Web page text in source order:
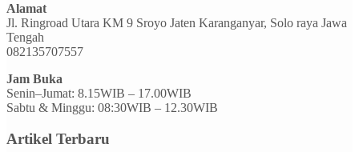
Alamat
Jl. Ringroad Utara KM 9 Sroyo Jaten Karanganyar, Solo raya Jawa
Tengah
082135707557
Jam Buka
Senin–Jumat: 8.15WIB – 17.00WIB
Sabtu & Minggu: 08:30WIB – 12.30WIB
Artikel Terbaru